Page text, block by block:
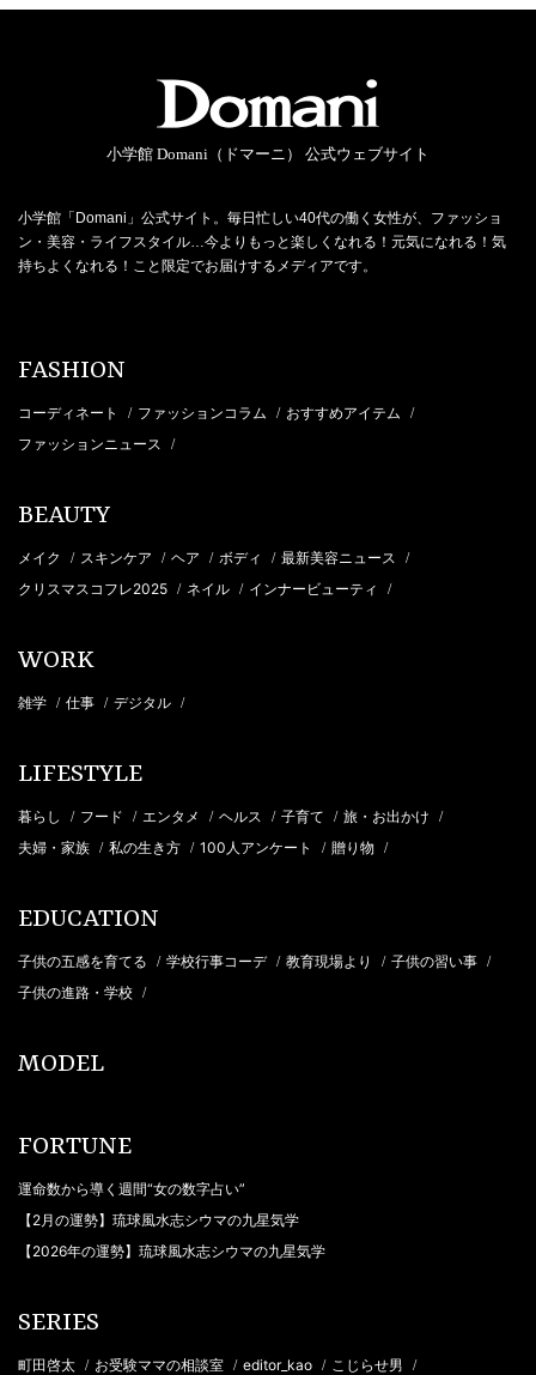
小学館 Domani（ドマーニ） 公式ウェブサイト
小学館「Domani」公式サイト。毎日忙しい40代の働く女性が、ファッショ
ン・美容・ライフスタイル…今よりもっと楽しくなれる！元気になれる！気
持ちよくなれる！こと限定でお届けするメディアです。
FASHION
コーディネート / ファッションコラム / おすすめアイテム /
ファッションニュース /
BEAUTY
メイク / スキンケア / ヘア / ボディ / 最新美容ニュース /
クリスマスコフレ2025 / ネイル / インナービューティ /
WORK
雑学 / 仕事 / デジタル /
LIFESTYLE
暮らし / フード / エンタメ / ヘルス / 子育て / 旅・お出かけ /
夫婦・家族 / 私の生き方 / 100人アンケート / 贈り物 /
EDUCATION
子供の五感を育てる / 学校行事コーデ / 教育現場より / 子供の習い事 /
子供の進路・学校 /
MODEL
FORTUNE
運命数から導く週間“女の数字占い”
【2月の運勢】琉球風水志シウマの九星気学
【2026年の運勢】琉球風水志シウマの九星気学
SERIES
町田啓太 / お受験ママの相談室 / editor_kao / こじらせ男 /